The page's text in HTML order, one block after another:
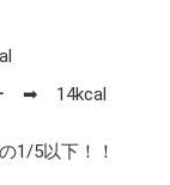
ー ➡ 14kcal
1/5以下！！